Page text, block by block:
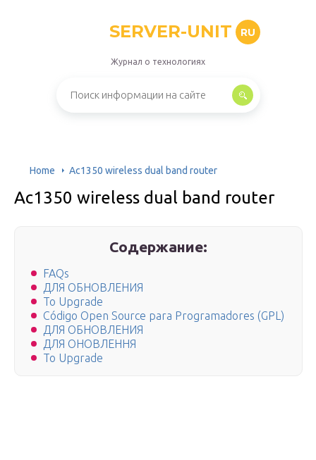
SERVER-UNIT RU
Журнал о технологиях
Home Ac1350 wireless dual band router
Ac1350 wireless dual band router
Содержание:
FAQs
ДЛЯ ОБНОВЛЕНИЯ
To Upgrade
Código Open Source para Programadores (GPL)
ДЛЯ ОБНОВЛЕНИЯ
ДЛЯ ОНОВЛЕННЯ
To Upgrade